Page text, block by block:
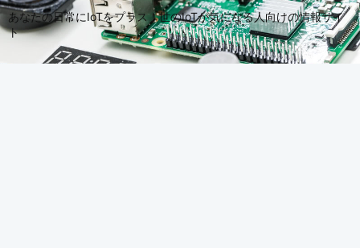
あなたの日常にIoTをプラス！世のIoTが気になる人向けの情報サイ
ト

サイド
